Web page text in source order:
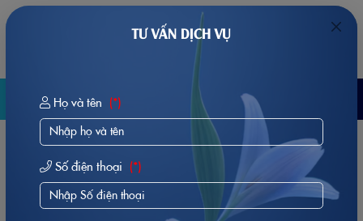
Báo Giá
TƯ VẤN DỊCH VỤ
Họ và tên (*)
Số điện thoại (*)